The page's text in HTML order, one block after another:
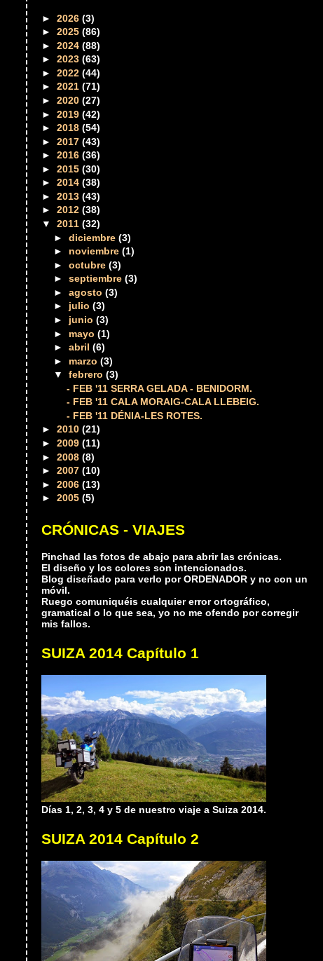
►2026(3)
►2025(86)
►2024(88)
►2023(63)
►2022(44)
►2021(71)
►2020(27)
►2019(42)
►2018(54)
►2017(43)
►2016(36)
►2015(30)
►2014(38)
►2013(43)
►2012(38)
▼2011(32)
►diciembre(3)
► noviembre(1)
►octubre(3)
►septiembre(3)
►agosto(3)
► julio(3)
► junio(3)
► mayo(1)
►abril(6)
► marzo(3)
▼febrero(3)
- FEB '11 SERRA GELADA - BENIDORM.
- FEB '11 CALA MORAIG-CALA LLEBEIG.
- FEB '11 DÉNIA-LES ROTES.
►2010(21)
►2009(11)
►2008(8)
►2007(10)
►2006(13)
►2005(5)
CRÓNICAS - VIAJES
Pinchad las fotos de abajo para abrir las crónicas.
El diseño y los colores son intencionados.
Blog diseñado para verlo por ORDENADOR y no con un
móvil.
Ruego comuniquéis cualquier error ortográfico,
gramatical o lo que sea, yo no me ofendo por corregir
mis fallos.
SUIZA 2014 Capítulo 1
Días 1, 2, 3, 4 y 5 de nuestro viaje a Suiza 2014.
SUIZA 2014 Capítulo 2